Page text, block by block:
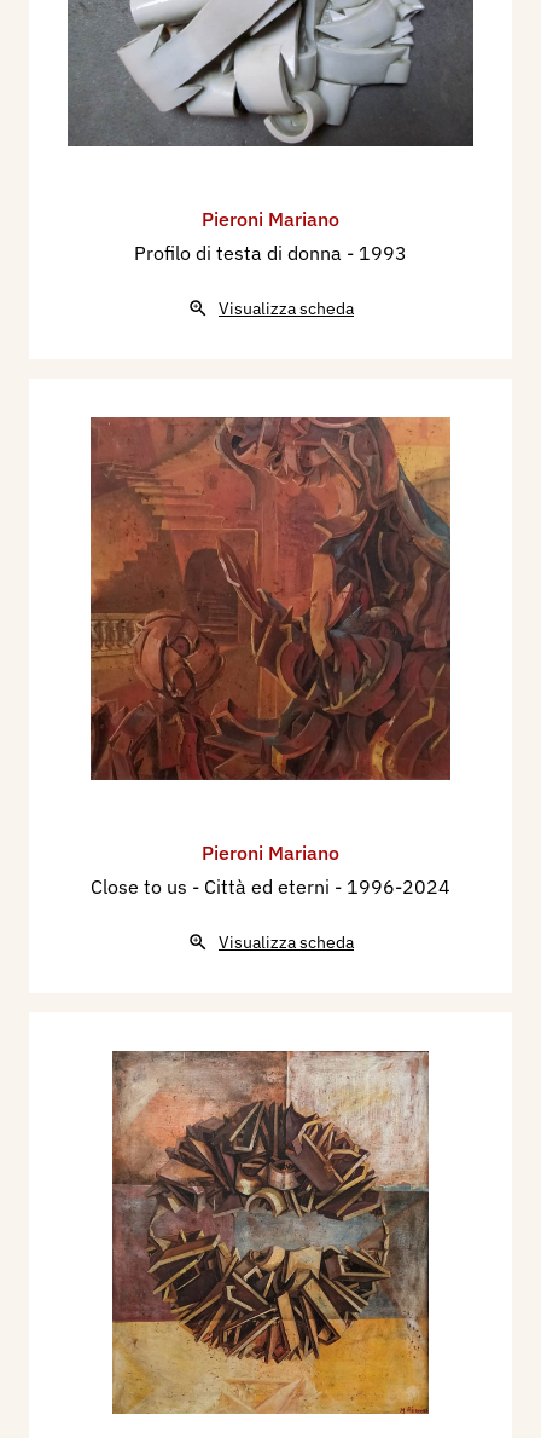
Pieroni Mariano
Profilo di testa di donna - 1993
Visualizza scheda
Pieroni Mariano
Close to us - Città ed eterni - 1996-2024
Visualizza scheda